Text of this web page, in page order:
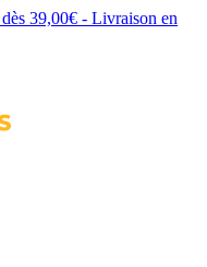
39,00€ - Livraison en